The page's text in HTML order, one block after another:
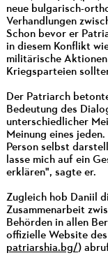
neue bulgarisch-
Verhandlungen
Schon bevor er
in diesem Konflikt
militärische
Kriegsparteien
Der Patriarch
Bedeutung des
unterschiedlicher
Meinung eines
Person selbst
lasse mich auf ein
erklären", sagte er.
Zugleich hob Daniil
Zusammenarbeit
Behörden in allen
offizielle Website
patriarshia.bg/)